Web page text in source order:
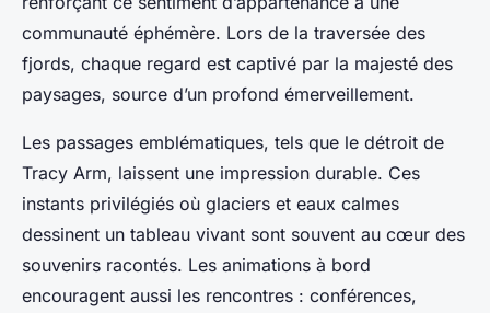
communauté éphémère. Lors de la traversée des
fjords, chaque regard est captivé par la majesté des
paysages, source d’un profond émerveillement.
Les passages emblématiques, tels que le détroit de
Tracy Arm, laissent une impression durable. Ces
instants privilégiés où glaciers et eaux calmes
dessinent un tableau vivant sont souvent au cœur des
souvenirs racontés. Les animations à bord
encouragent aussi les rencontres : conférences,